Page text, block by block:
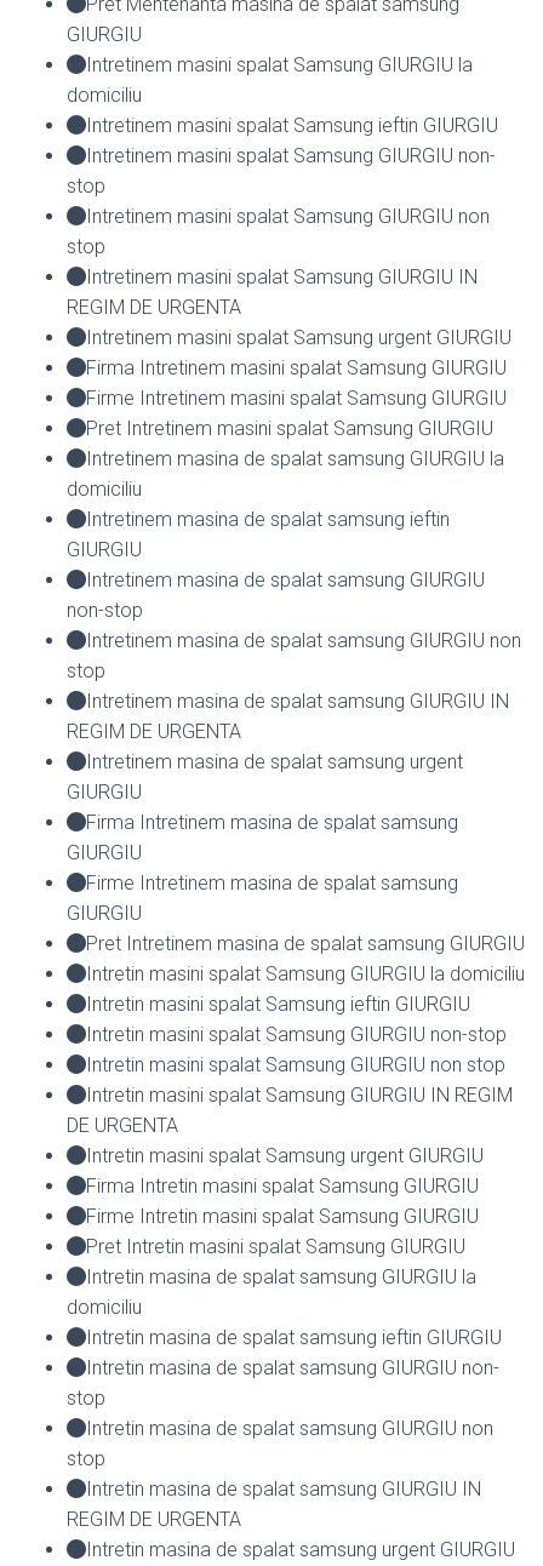
GIURGIU
Intretinem masini spalat Samsung GIURGIU la
domiciliu
Intretinem masini spalat Samsung ieftin GIURGIU
Intretinem masini spalat Samsung GIURGIU non-
stop
Intretinem masini spalat Samsung GIURGIU non
stop
Intretinem masini spalat Samsung GIURGIU IN
REGIM DE URGENTA
Intretinem masini spalat Samsung urgent GIURGIU
Firma Intretinem masini spalat Samsung GIURGIU
Firme Intretinem masini spalat Samsung GIURGIU
Pret Intretinem masini spalat Samsung GIURGIU
Intretinem masina de spalat samsung GIURGIU la
domiciliu
Intretinem masina de spalat samsung ieftin
GIURGIU
Intretinem masina de spalat samsung GIURGIU
non-stop
Intretinem masina de spalat samsung GIURGIU non
stop
Intretinem masina de spalat samsung GIURGIU IN
REGIM DE URGENTA
Intretinem masina de spalat samsung urgent
GIURGIU
Firma Intretinem masina de spalat samsung
GIURGIU
Firme Intretinem masina de spalat samsung
GIURGIU
Pret Intretinem masina de spalat samsung GIURGIU
Intretin masini spalat Samsung GIURGIU la domiciliu
Intretin masini spalat Samsung ieftin GIURGIU
Intretin masini spalat Samsung GIURGIU non-stop
Intretin masini spalat Samsung GIURGIU non stop
Intretin masini spalat Samsung GIURGIU IN REGIM
DE URGENTA
Intretin masini spalat Samsung urgent GIURGIU
Firma Intretin masini spalat Samsung GIURGIU
Firme Intretin masini spalat Samsung GIURGIU
Pret Intretin masini spalat Samsung GIURGIU
Intretin masina de spalat samsung GIURGIU la
domiciliu
Intretin masina de spalat samsung ieftin GIURGIU
Intretin masina de spalat samsung GIURGIU non-
stop
Intretin masina de spalat samsung GIURGIU non
stop
Intretin masina de spalat samsung GIURGIU IN
REGIM DE URGENTA
Intretin masina de spalat samsung urgent GIURGIU